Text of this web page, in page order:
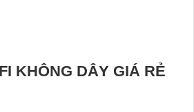
KHÔNG DÂY GIÁ RẺ